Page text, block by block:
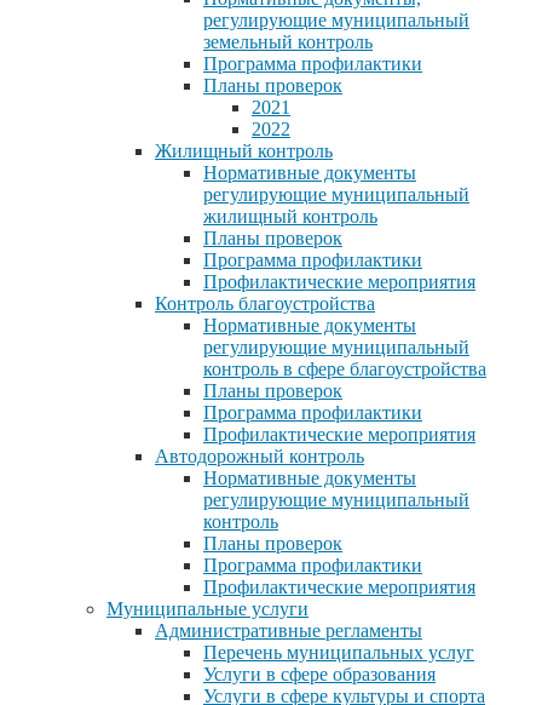
регулирующие муниципальный
земельный контроль
Программа профилактики
Планы проверок
2021
2022
Жилищный контроль
Нормативные документы
регулирующие муниципальный
жилищный контроль
Планы проверок
Программа профилактики
Профилактические мероприятия
Контроль благоустройства
Нормативные документы
регулирующие муниципальный
контроль в сфере благоустройства
Планы проверок
Программа профилактики
Профилактические мероприятия
Автодорожный контроль
Нормативные документы
регулирующие муниципальный
контроль
Планы проверок
Программа профилактики
Профилактические мероприятия
Муниципальные услуги
Административные регламенты
Перечень муниципальных услуг
Услуги в сфере образования
Услуги в сфере культуры и спорта